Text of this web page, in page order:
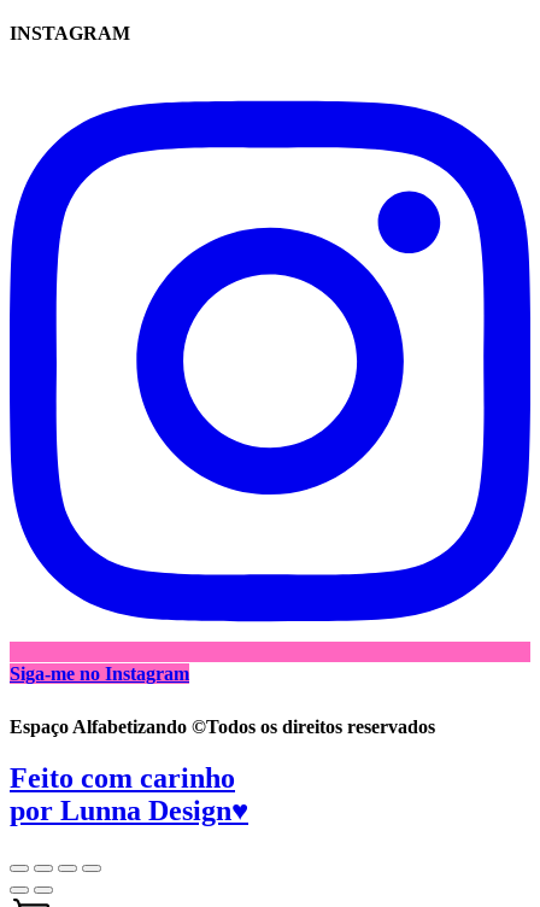
INSTAGRAM
Siga-me no Instagram
Espaço Alfabetizando ©Todos os direitos reservados
Feito com carinho
por Lunna Design♥